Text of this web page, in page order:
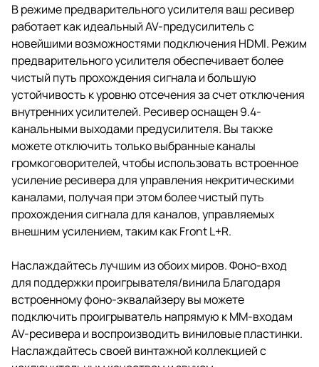
В режиме предварительного усилителя ваш ресивер
работает как идеальный AV-предусилитель с
новейшими возможностями подключения HDMI. Режим
предварительного усилителя обеспечивает более
чистый путь прохождения сигнала и большую
устойчивость к уровню отсечения за счет отключения
внутренних усилителей. Ресивер оснащен 9.4-
канальными выходами предусилителя. Вы также
можете отключить только выбранные каналы
громкоговорителей, чтобы использовать встроенное
усиление ресивера для управления некритическими
каналами, получая при этом более чистый путь
прохождения сигнала для каналов, управляемых
внешним усилением, таким как Front L+R.
Наслаждайтесь лучшим из обоих миров. Фоно-вход
для поддержки проигрывателя/винила Благодаря
встроенному фоно-эквалайзеру вы можете
подключить проигрыватель напрямую к ММ-входам
AV-ресивера и воспроизводить виниловые пластинки.
Наслаждайтесь своей винтажной коллекцией с